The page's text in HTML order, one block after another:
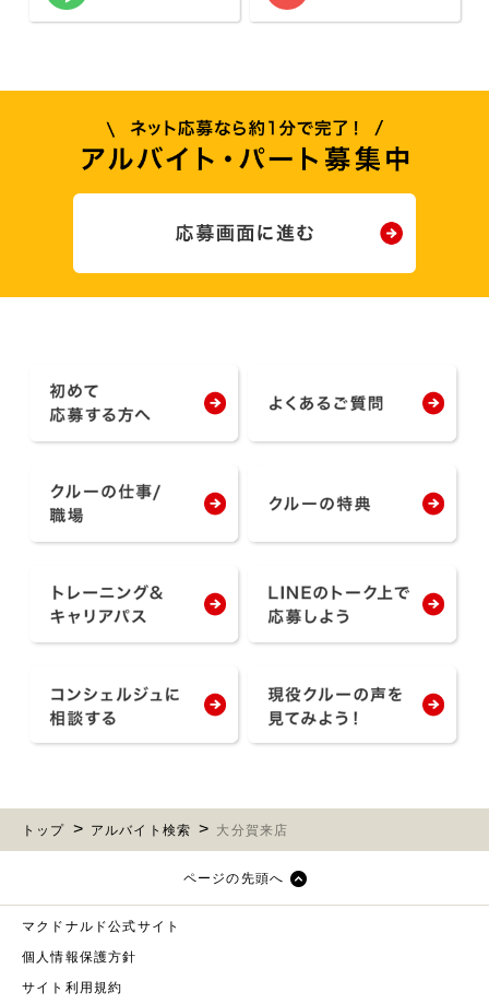
トップ アルバイト検索 大分賀来店
ページの先頭へ
マクドナルド公式サイト
個人情報保護方針
サイト利用規約